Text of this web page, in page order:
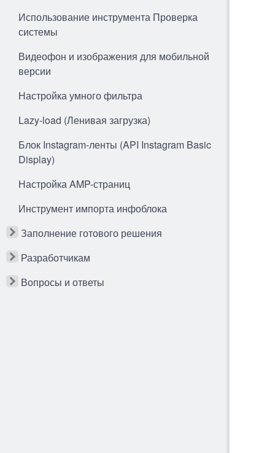
Использование инструмента Проверка
системы
Видеофон и изображения для мобильной
версии
Настройка умного фильтра
Lazy-load (Ленивая загрузка)
Блок Instagram-ленты (API Instagram Basic
Display)
Настройка AMP-страниц
Инструмент импорта инфоблока
Заполнение готового решения
Разработчикам
Вопросы и ответы